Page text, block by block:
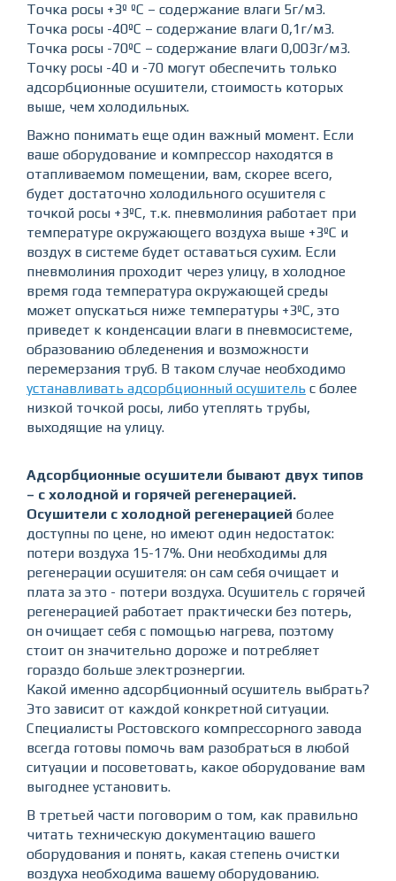
Точка росы +3º ºС – содержание влаги 5г/м3.
Точка росы -40ºС – содержание влаги 0,1г/м3.
Точка росы -70ºС – содержание влаги 0,003г/м3.
Точку росы -40 и -70 могут обеспечить только
адсорбционные осушители, стоимость которых
выше, чем холодильных.
Важно понимать еще один важный момент. Если
ваше оборудование и компрессор находятся в
отапливаемом помещении, вам, скорее всего,
будет достаточно холодильного осушителя с
точкой росы +3ºС, т.к. пневмолиния работает при
температуре окружающего воздуха выше +3ºС и
воздух в системе будет оставаться сухим. Если
пневмолиния проходит через улицу, в холодное
время года температура окружающей среды
может опускаться ниже температуры +3ºС, это
приведет к конденсации влаги в пневмосистеме,
образованию обледенения и возможности
перемерзания труб. В таком случае необходимо
устанавливать адсорбционный осушитель с более
низкой точкой росы, либо утеплять трубы,
выходящие на улицу.
Адсорбционные осушители бывают двух типов
– с холодной и горячей регенерацией.
Осушители с холодной регенерацией более
доступны по цене, но имеют один недостаток:
потери воздуха 15-17%. Они необходимы для
регенерации осушителя: он сам себя очищает и
плата за это - потери воздуха. Осушитель с горячей
регенерацией работает практически без потерь,
он очищает себя с помощью нагрева, поэтому
стоит он значительно дороже и потребляет
гораздо больше электроэнергии.
Какой именно адсорбционный осушитель выбрать?
Это зависит от каждой конкретной ситуации.
Специалисты Ростовского компрессорного завода
всегда готовы помочь вам разобраться в любой
ситуации и посоветовать, какое оборудование вам
выгоднее установить.
В третьей части поговорим о том, как правильно
читать техническую документацию вашего
оборудования и понять, какая степень очистки
воздуха необходима вашему оборудованию.